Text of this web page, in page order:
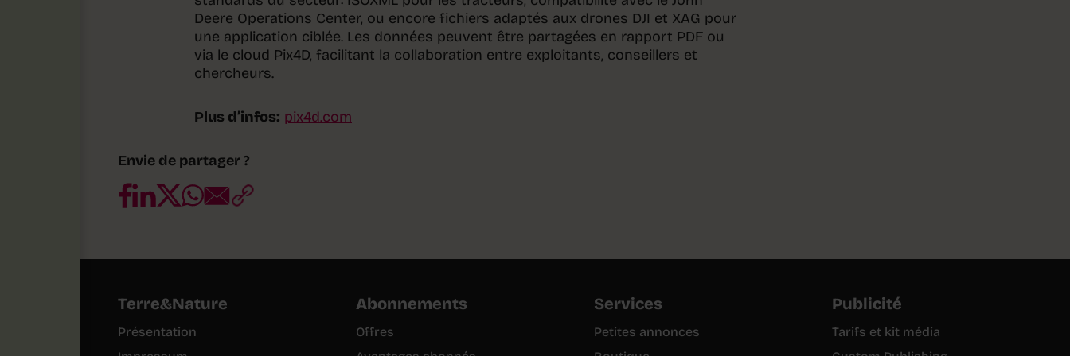
Deere Operations Center, ou encore fichiers adaptés aux drones DJI et XAG pour
une application ciblée. Les données peuvent être partagées en rapport PDF ou
via le cloud Pix4D, facilitant la collaboration entre exploitants, conseillers et
chercheurs.
Plus d’infos: pix4d.com
Envie de partager ?
Terre&Nature
Présentation
Abonnements
Offres
Services
Petites annonces
Publicité
Tarifs et kit média